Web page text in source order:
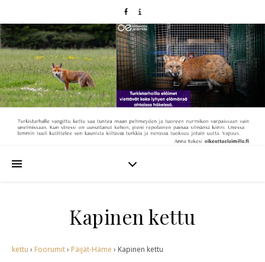
Kapinen kettu
kettu › Foorumit› Päijät-Häme › Kapinen kettu